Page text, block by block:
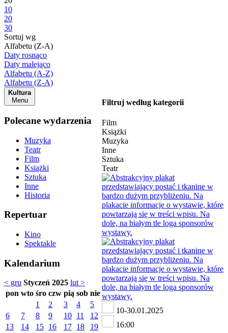
10
20
30
Sortuj wg
Alfabetu (Z-A)
Daty rosnąco
Daty malejąco
Alfabetu (A-Z)
Alfabetu (Z-A)
Kultura
Menu
Polecane wydarzenia
Muzyka
Teatr
Film
Książki
Sztuka
Inne
Historia
Repertuar
Kino
Spektakle
Kalendarium
< gru Styczeń 2025 lut >
pon wto śro czw pią sob nie
1
2 3 4
5
6
7 8 9 10 11
12
13
14 15 16 17 18
19
Filtruj według kategorii
Film
Książki
Muzyka
Inne
Sztuka
Teatr
10-30.01.2025
16:00